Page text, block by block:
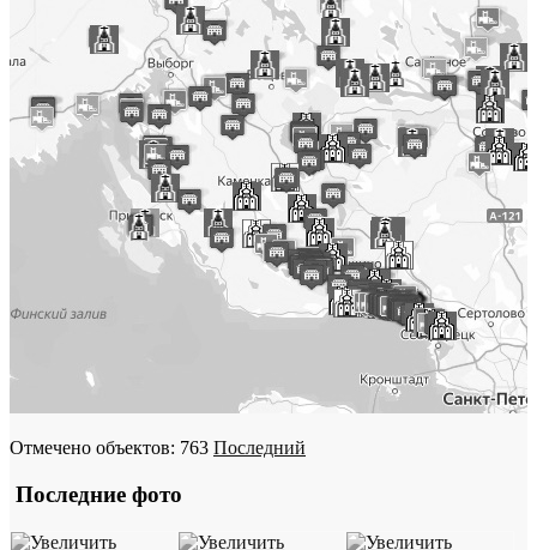
Отмечено объектов: 763 Последний
Последние фото